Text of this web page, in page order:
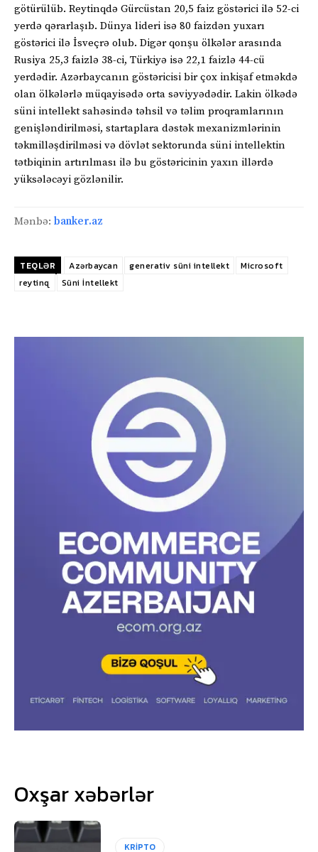
götürülüb. Reytinqdə Gürcüstan 20,5 faiz göstərici ilə 52-ci
yerdə qərarlaşıb. Dünya lideri isə 80 faizdən yuxarı
göstərici ilə İsveçrə olub. Digər qonşu ölkələr arasında
Rusiya 25,3 faizlə 38-ci, Türkiyə isə 22,1 faizlə 44-cü
yerdədir. Azərbaycanın göstəricisi bir çox inkişaf etməkdə
olan ölkələrlə müqayisədə orta səviyyədədir. Lakin ölkədə
süni intellekt sahəsində təhsil və təlim proqramlarının
genişləndirilməsi, startaplara dəstək mexanizmlərinin
təkmilləşdirilməsi və dövlət sektorunda süni intellektin
tətbiqinin artırılması ilə bu göstəricinin yaxın illərdə
yüksələcəyi gözlənilir.
Mənbə: banker.az
TEQLƏR Azərbaycan generativ süni intellekt
Microsoft
reytinq
Süni İntellekt
Oxşar xəbərlər
KRİPTO